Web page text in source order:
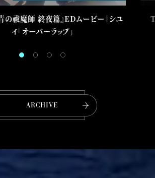
M
O
E
の祓魔師 終夜篇』EDムービー｜シユ
イ「オーバーラップ」
ARCHIVE